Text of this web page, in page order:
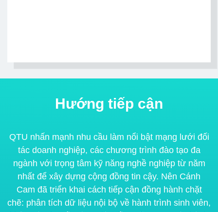
Hướng tiếp cận
QTU nhấn mạnh nhu cầu làm nổi bật mạng lưới đối
tác doanh nghiệp, các chương trình đào tạo đa
ngành với trọng tâm kỹ năng nghề nghiệp từ năm
nhất để xây dựng cộng đồng tin cậy. Nên Cánh
Cam đã triển khai cách tiếp cận đồng hành chặt
chẽ: phân tích dữ liệu nội bộ về hành trình sinh viên,